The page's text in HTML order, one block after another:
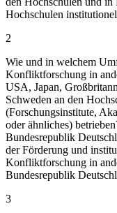
Hochschulen
2
Wie und in welchem
Konfliktforschung in
USA, Japan,
Schweden an den
(Forschungsinstitute,
oder ähnliches)
Bundesrepublik
der Förderung und
Konfliktforschung in
Bundesrepublik
3